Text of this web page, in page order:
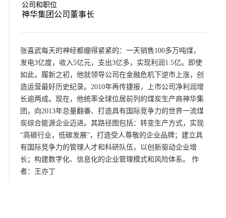
公司和职位
神华集团公司董事长
张喜武每天的神经都绷得紧紧的：一天销售100多万吨煤，
发电3亿度，收入5亿元，支出3亿多，实现利润1.5亿。即使
如此，履新之初，他就领导公司在金融危机下逆市上涨，创
造运营最好历史纪录。2010年再传捷报，上市公司净利润增
长逾两成。现在，他统率全球位居前列的煤炭生产商神华集
团，向2013年总量翻番、打造具有国际竞争力的世界一流煤
炭综合能源企业迈进。其路径图包括：转变生产方式，实现
“高碳行业，低碳发展”，打造受人尊敬的企业品牌；建立具
有国际竞争力的管理人才和科研队伍，以创新驱动企业增
长；构建数字化、信息化的企业管理模式和风险体系。 作
者：王亦丁